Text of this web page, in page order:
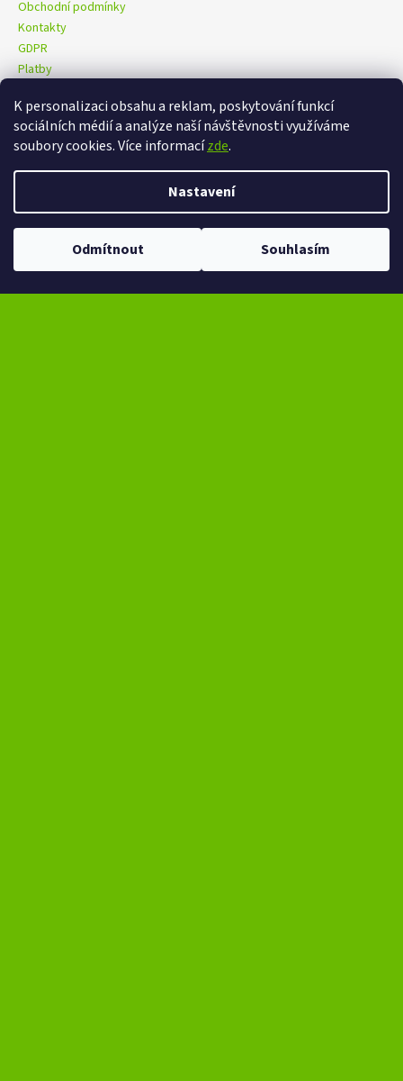
K personalizaci obsahu a reklam, poskytování funkcí
sociálních médií a analýze naší návštěvnosti využíváme
soubory cookies. Více informacízde.
Nastavení
Odmítnout Souhlasím
Obchodní podmínky
Kontakty
GDPR
Platby
eXtrem-audio na facebooku eXtrem-audio na Instagramu
Copyright 2026eXtrem-audio.cz. Všechna práva vyhrazena.
Upravit nastavení cookies